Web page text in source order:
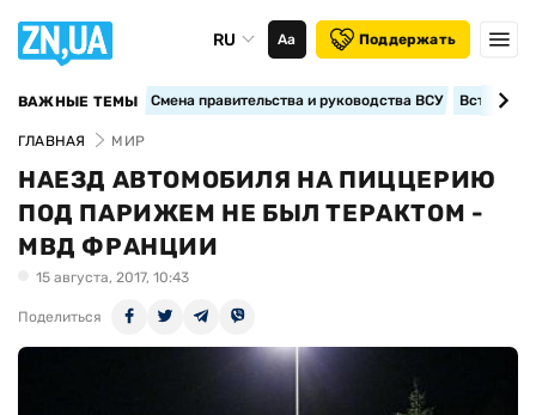
RU Аа Поддержать
ВАЖНЫЕ ТЕМЫ Смена правительства и руководства ВСУ
ГЛАВНАЯ МИР
НАЕЗД АВТОМОБИЛЯ НА ПИЦЦЕРИЮ
ПОД ПАРИЖЕМ НЕ БЫЛ ТЕРАКТОМ -
МВД ФРАНЦИИ
15 августа, 2017, 10:43
Поделиться